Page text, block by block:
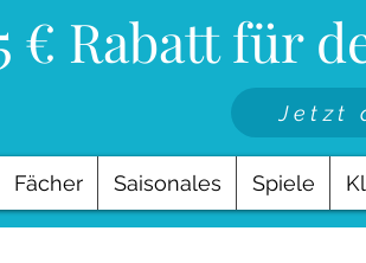
€ Rabatt für
Jetzt
Fächer Saisonales Spiele